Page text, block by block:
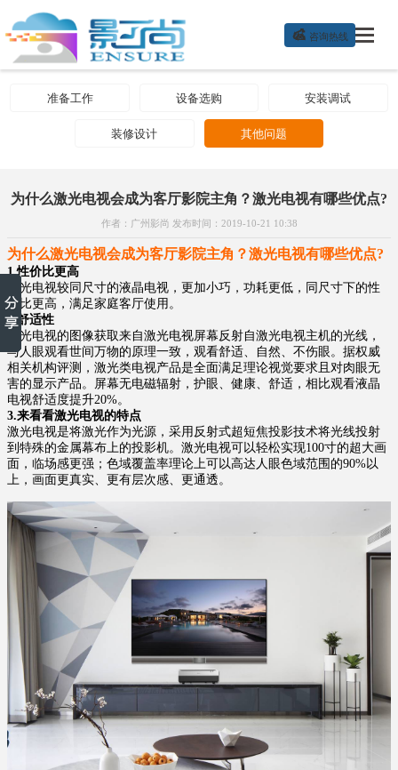
 咨询热线
准备工作 设备选购 安装调试
装修设计 其他问题
为什么激光电视会成为客厅影院主角？激光电视有哪些优点?
作者：广州影尚 发布时间：2019-10-21 10:38
为什么激光电视会成为客厅影院主角？激光电视有哪些优点?
1.性价比更高
激光电视较同尺寸的液晶电视，更加小巧，功耗更低，同尺寸下的性
价比更高，满足家庭客厅使用。
2.舒适性
激光电视的图像获取来自激光电视屏幕反射自激光电视主机的光线，
与人眼观看世间万物的原理一致，观看舒适、自然、不伤眼。据权威
相关机构评测，激光类电视产品是全面满足理论视觉要求且对肉眼无
害的显示产品。屏幕无电磁辐射，护眼、健康、舒适，相比观看液晶
电视舒适度提升20%。
3.来看看激光电视的特点
激光电视是将激光作为光源，采用反射式超短焦投影技术将光线投射
到特殊的金属幕布上的投影机。激光电视可以轻松实现100寸的超大画
面，临场感更强；色域覆盖率理论上可以高达人眼色域范围的90%以
上，画面更真实、更有层次感、更通透。